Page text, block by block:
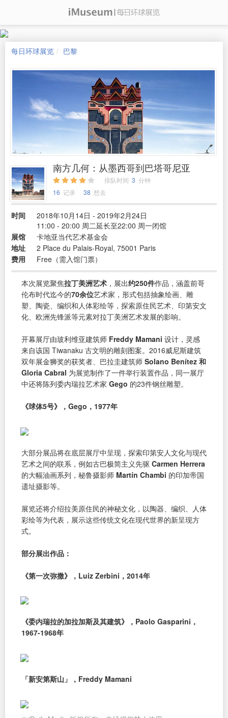
每日环球展览 巴黎
南方几何：从墨西哥到巴塔哥尼亚
排队时间 3 分钟
16 记录 38 想去
时间
2018年10月14日 - 2019年2月24日
11:00 - 20:00 周二延长至22:00 周一闭馆
展馆
卡地亚当代艺术基金会
地址
2 Place du Palais-Royal, 75001 Paris
费用
Free（需入馆门票）
本次展览聚焦拉丁美洲艺术 ，展出约250件作品，涵盖前哥
伦布时代迄今的70余位艺术家，形式包括抽象绘画、雕
塑、陶瓷、编织和人体彩绘等，探索原住民艺术、印第安文
化、欧洲先锋派等元素对拉丁美洲艺术发展的影响。
开幕展厅由玻利维亚建筑师 Freddy Mamani 设计，灵感
来自该国 Tiwanaku 古文明的雕刻图案。2016威尼斯建筑
双年展金狮奖的获奖者、巴拉圭建筑师 Solano Benítez 和
Gloria Cabral 为展览制作了一件举行装置作品，同一展厅
中还将陈列委内瑞拉艺术家 Gego 的23件钢丝雕塑。
《球体5号》，Gego，1977年
大部分展品将在底层展厅中呈现，探索印第安人文化与现代
艺术之间的联系，例如古巴极简主义先驱 Carmen Herrera
的大幅油画系列，秘鲁摄影师 Martín Chambi 的印加帝国
遗址摄影等。
展览还将介绍拉美原住民的神秘文化，以陶器、编织、人体
彩绘等为代表，展示这些传统文化在现代世界的新呈现方
式。
部分展出作品：
《第一次弥撒》，Luiz Zerbini，2014年
《委内瑞拉的加拉加斯及其建筑》，Paolo Gasparini，
1967-1968年
「新安第斯山」，Freddy Mamani